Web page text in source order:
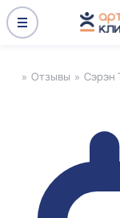
» Отзывы » Сэрэн